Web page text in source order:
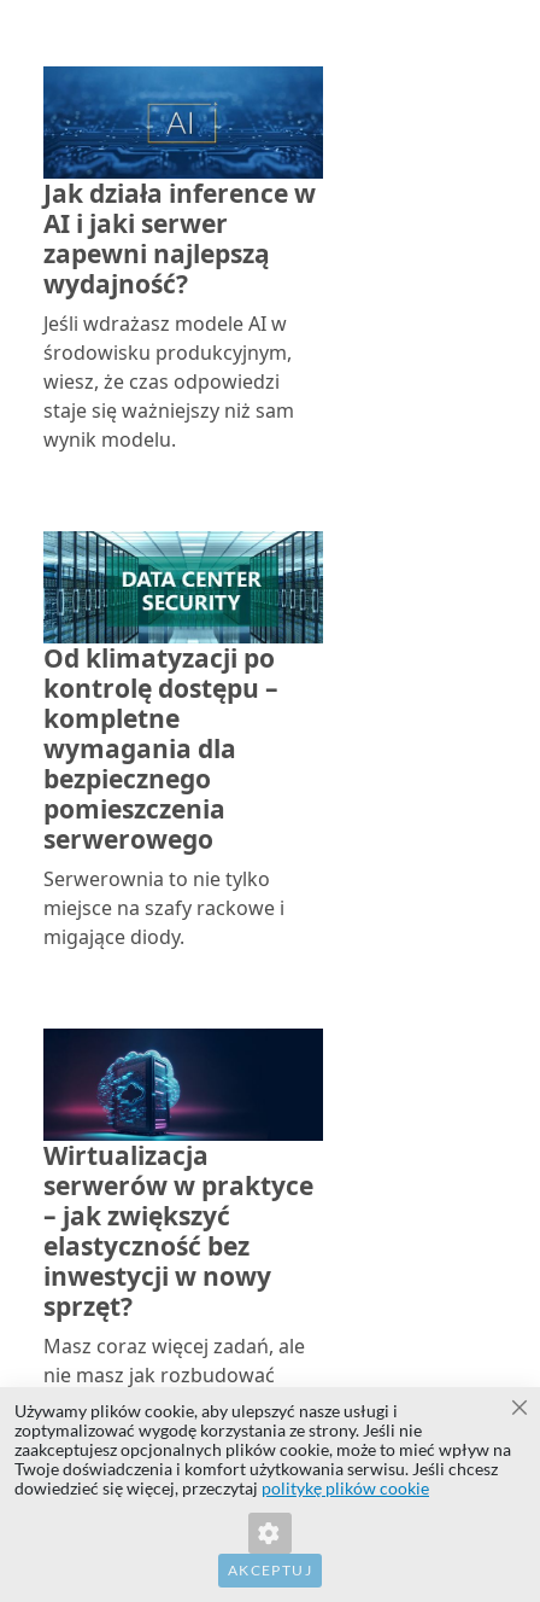
Jak działa inference w
AI i jaki serwer
zapewni najlepszą
wydajność?
Jeśli wdrażasz modele AI w
środowisku produkcyjnym,
wiesz, że czas odpowiedzi
staje się ważniejszy niż sam
wynik modelu.
Od klimatyzacji po
kontrolę dostępu –
kompletne
wymagania dla
bezpiecznego
pomieszczenia
serwerowego
Serwerownia to nie tylko
miejsce na szafy rackowe i
migające diody.
Wirtualizacja
serwerów w praktyce
– jak zwiększyć
elastyczność bez
inwestycji w nowy
sprzęt?
Masz coraz więcej zadań, ale
nie masz jak rozbudować
sprzętu?
Używamy plików cookie, aby ulepszyć nasze usługi i
zoptymalizować wygodę korzystania ze strony. Jeśli nie
zaakceptujesz opcjonalnych plików cookie, może to mieć wpływ na
Twoje doświadczenia i komfort użytkowania serwisu. Jeśli chcesz
dowiedzieć się więcej, przeczytaj politykę plików cookie
AKCEPTUJ